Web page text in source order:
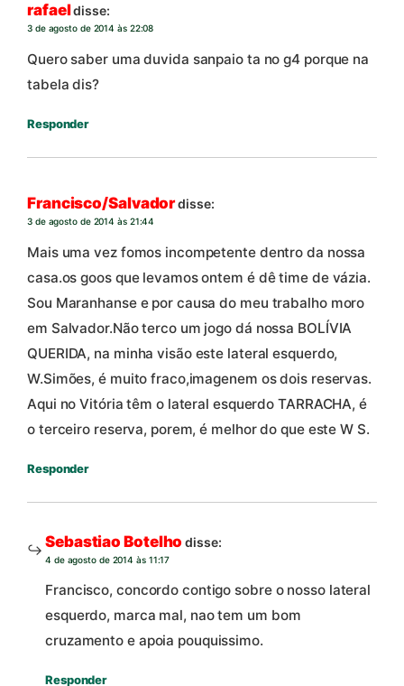
rafaeldisse:
3 de agosto de 2014 às 22:08
Quero saber uma duvida sanpaio ta no g4 porque na
tabela dis?
Responder
Francisco/Salvadordisse:
3 de agosto de 2014 às 21:44
Mais uma vez fomos incompetente dentro da nossa
casa.os goos que levamos ontem é dê time de vázia.
Sou Maranhanse e por causa do meu trabalho moro
em Salvador.Não terco um jogo dá nossa BOLÍVIA
QUERIDA, na minha visão este lateral esquerdo,
W.Simões, é muito fraco,imagenem os dois reservas.
Aqui no Vitória têm o lateral esquerdo TARRACHA, é
o terceiro reserva, porem, é melhor do que este W S.
Responder
Sebastiao Botelho disse:
4 de agosto de 2014 às 11:17
Francisco, concordo contigo sobre o nosso lateral
esquerdo, marca mal, nao tem um bom
cruzamento e apoia pouquissimo.
Responder